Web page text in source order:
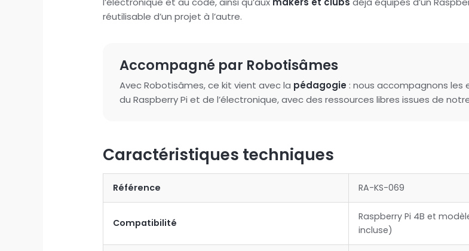
réutilisable d’un projet à l’autre.
Accompagné par Robotisâmes
Avec Robotisâmes, ce kit vient avec la pédagogie : nous accompagnons
du Raspberry Pi et de l’électronique, avec des ressources libres issues de
Caractéristiques techniques
Référence RA-KS-069
Compatibilité
Raspberry Pi 4B et
incluse)